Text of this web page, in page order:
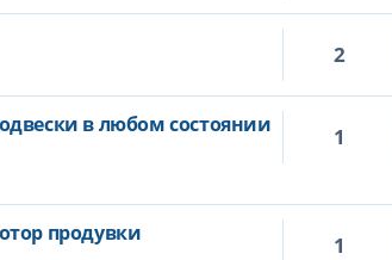
2
в любом состоянии
1
продувки
1